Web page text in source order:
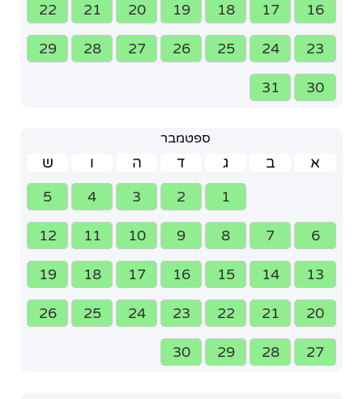
16
17
18
19
20
21
22
23
24
25
26
27
28
29
30
31
ספטמבר
א ב ג ד ה ו
ש
1
2
3
4
5
6
7
8
9
10
11
12
13
14
15
16
17
18
19
20
21
22
23
24
25
26
27
28
29
30